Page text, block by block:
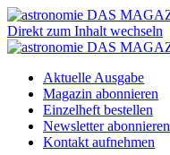
Direkt zum Inhalt wechseln
Aktuelle Ausgabe
Magazin abonnieren
Einzelheft bestellen
Newsletter abonnieren
Kontakt aufnehmen